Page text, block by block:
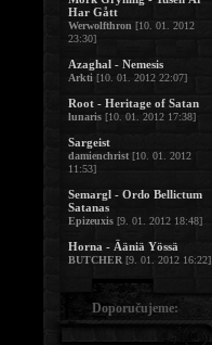
Har Gått
Werwolfthron [10. 01. 2012
23:30]
Azaghal - Nemesis
Arkti [10. 01. 2012 22:07]
Root - Heritage of Satan
lunaris [10. 01. 2012 17:38]
Sargeist
damienchrist [10. 01. 2012
11:53]
Semargl - Ordo Bellictum
Satanas
Epizeuxis [9. 01. 2012 18:48]
Horna - Ääniä Yössä
BUTCHER [9. 01. 2012 16:22]
Doporučujeme: